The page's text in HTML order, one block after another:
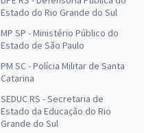
Estado do Rio Grande do Sul
MP SP - Ministério Público do
Estado de São Paulo
PM SC - Polícia Militar de Santa
Catarina
SEDUC RS - Secretaria de
Estado da Educação do Rio
Grande do Sul